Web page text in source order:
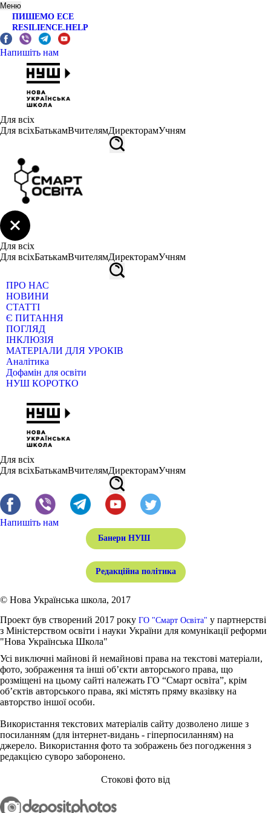
Меню
ПИШЕМО ЕСЕ
RESILIENCE.HELP
Напишіть нам
Для всіх
Для всіхБатькамВчителямДиректорамУчням
Для всіх
Для всіхБатькамВчителямДиректорамУчням
ПРО НАС
НОВИНИ
СТАТТІ
Є ПИТАННЯ
ПОГЛЯД
ІНКЛЮЗІЯ
МАТЕРІАЛИ ДЛЯ УРОКІВ
Аналітика
Дофамін для освіти
НУШ КОРОТКО
Для всіх
Для всіхБатькамВчителямДиректорамУчням
Напишіть нам
Банери НУШ
Редакційна політика
© Нова Українська школа, 2017
Проект був створений 2017 року ГО "Смарт Освіта" у партнерстві
з Міністерством освіти і науки України для комунікації реформи
"Нова Українська Школа"
Усі виключні майнові й немайнові права на текстові матеріали,
фото, зображення та інші об’єкти авторського права, що
розміщені на цьому сайті належать ГО “Смарт освіта”, крім
об’єктів авторського права, які містять пряму вказівку на
авторство іншої особи.
Використання текстових матеріалів сайту дозволено лише з
посиланням (для інтернет-видань - гіперпосиланням) на
джерело. Використання фото та зображень без погодження з
редакцією суворо заборонено.
Стокові фото від